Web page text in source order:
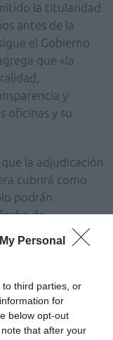
Personal
third parties, or
for
below opt-out
that after your
la titularidad
antes de la
el Gobierno
que «la
y
oficinas y su
la adjudicación
cubrirá como
podrán
de
de
no hayan
participar